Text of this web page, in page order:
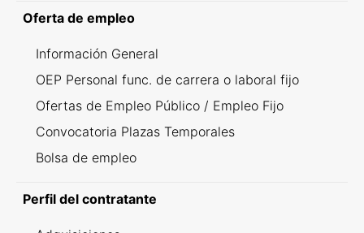
Oferta de empleo
Información General
OEP Personal func. de carrera o laboral fijo
Ofertas de Empleo Público / Empleo Fijo
Convocatoria Plazas Temporales
Bolsa de empleo
Perfil del contratante